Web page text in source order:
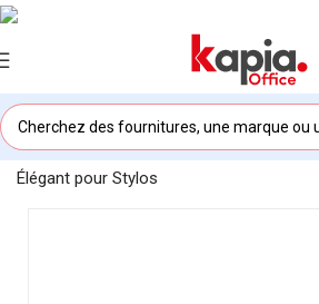
Accueil/KAPIA OFFICE MAROC/
Élégant pour Stylos